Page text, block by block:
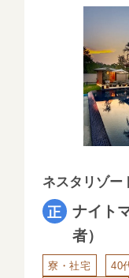
ネスタリゾー
ナイト
者）
寮・社宅 40